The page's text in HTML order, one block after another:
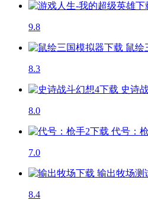
9.8
鼠绘
8.3
史诗
8.0
代号：
7.0
输出牧场测
8.4